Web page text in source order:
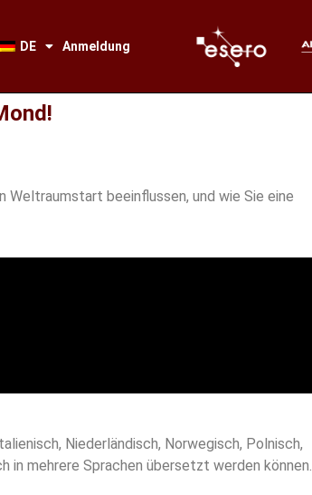
DE Anmeldung
Weltraumstart beeinflussen, und wie Sie eine
Niederländisch, Norwegisch, Polnisch,
in mehrere Sprachen übersetzt werden können.